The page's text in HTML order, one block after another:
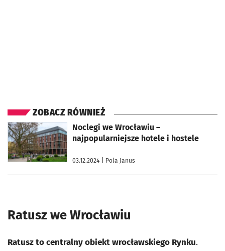
ZOBACZ RÓWNIEŻ
Noclegi we Wrocławiu –
najpopularniejsze hotele i hostele
03.12.2024 | Pola Janus
otworzy się w nowej karcie
Ratusz we Wrocławiu
Ratusz to centralny obiekt wrocławskiego Rynku.